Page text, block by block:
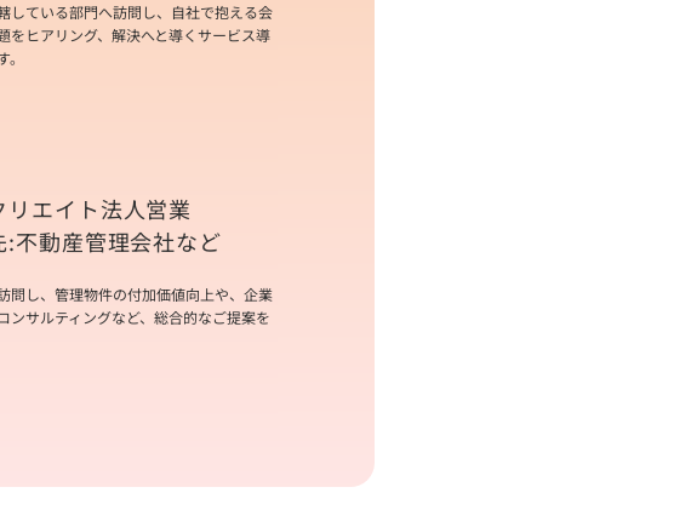
している部門へ訪問し、自社で抱える会
をヒアリング、解決へと導くサービス導
リエイト法人営業
:不動産管理会社など
問し、管理物件の付加価値向上や、企業
ンサルティングなど、総合的なご提案を